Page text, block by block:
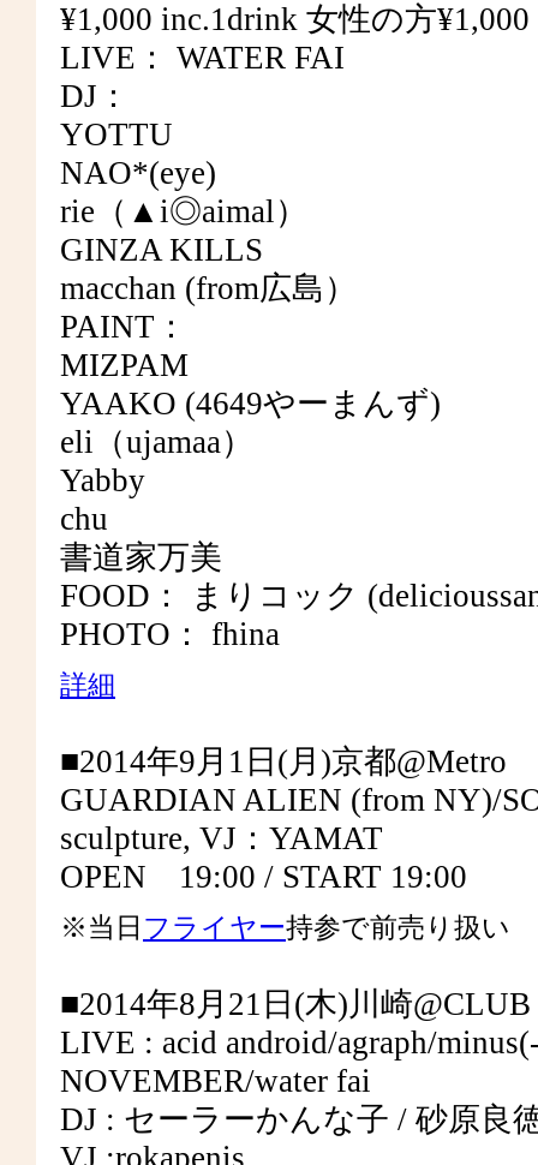
¥1,000 inc.1drink 女性の方
LIVE： WATER FAI
DJ：
YOTTU
NAO*(eye)
rie（▲i◎aimal）
GINZA KILLS
macchan (from広島）
PAINT：
MIZPAM
YAAKO (4649やーまんず)
eli（ujamaa）
Yabby
chu
書道家万美
FOOD： まりコック
PHOTO： fhina
詳細
■2014年9月1日(月)京都@Metro
GUARDIAN ALIEN (from NY)/
sculpture, VJ：YAMAT
OPEN 19:00 / START 19:00
※当日 フライヤー持参で前売り扱い
■2014年8月21日(木)川崎@CLUB
LIVE : acid android/agraph/
NOVEMBER/water fai
DJ : セーラーかんな子 / 砂原良
VJ :rokapenis